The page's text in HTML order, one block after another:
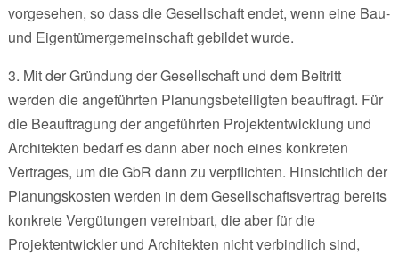
vorgesehen, so dass die Gesellschaft endet, wenn eine Bau-
und Eigentümergemeinschaft gebildet wurde.
3. Mit der Gründung der Gesellschaft und dem Beitritt
werden die angeführten Planungsbeteiligten beauftragt. Für
die Beauftragung der angeführten Projektentwicklung und
Architekten bedarf es dann aber noch eines konkreten
Vertrages, um die GbR dann zu verpflichten. Hinsichtlich der
Planungskosten werden in dem Gesellschaftsvertrag bereits
konkrete Vergütungen vereinbart, die aber für die
Projektentwickler und Architekten nicht verbindlich sind,